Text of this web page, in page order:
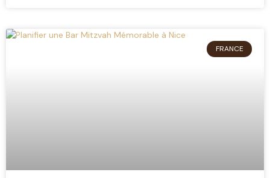
FRANCE